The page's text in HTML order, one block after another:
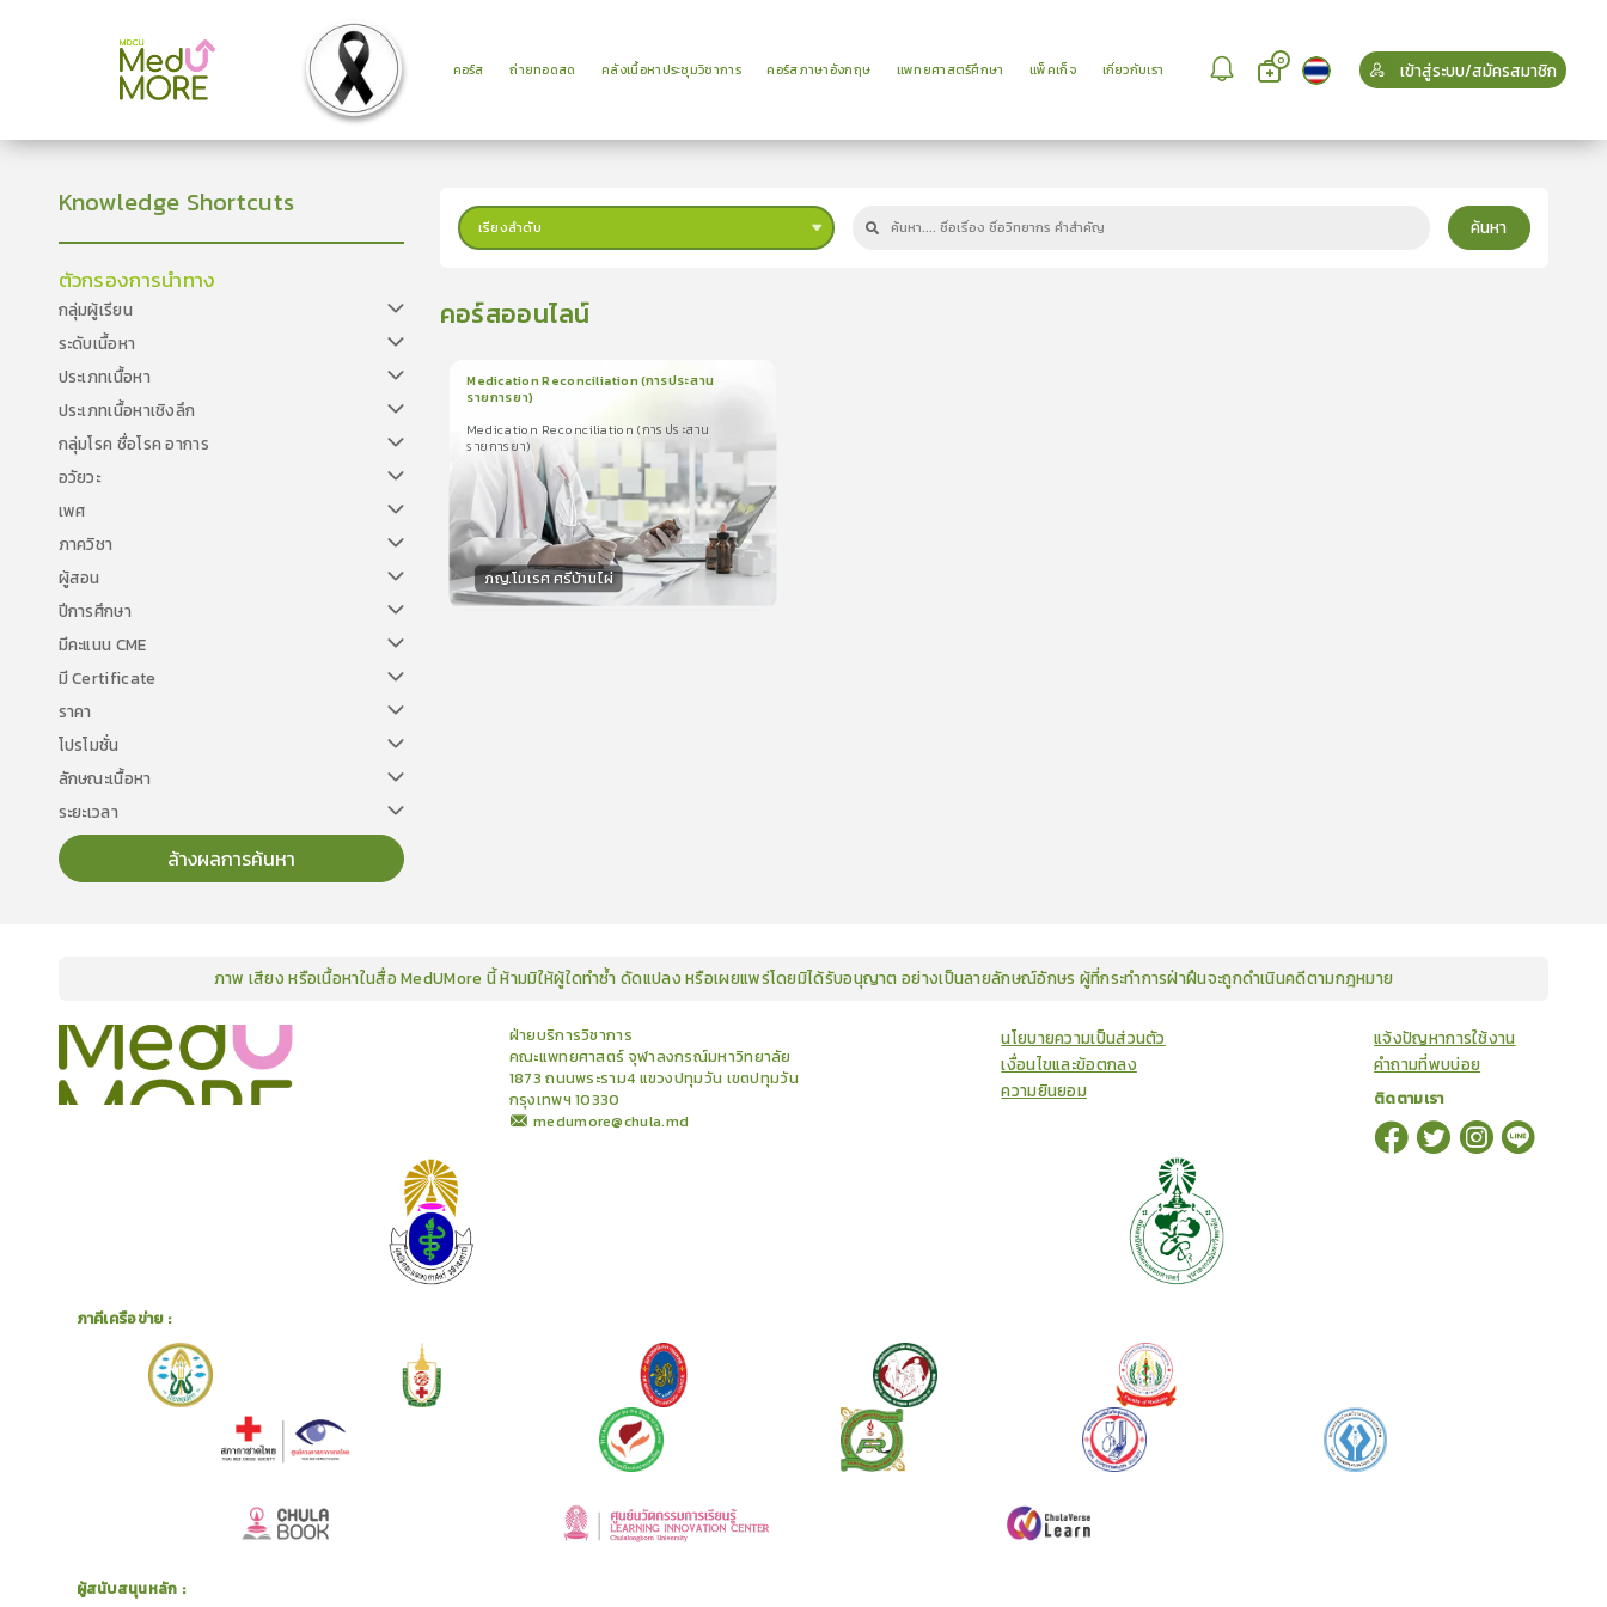
คอร์ส ถ่ายทอดสด คลังเนื้อหาประชุมวิชาการ คอร์สภาษาอังกฤษ แพทยศาสตร์ศึกษา แพ็คเก็จ เกี่ยวกับเรา
0 เข้าสู่ระบบ/สมัครสมาชิก
Knowledge Shortcuts
ตัวกรองการนำทาง
กลุ่มผู้เรียน
ระดับเนื้อหา
ประเภทเนื้อหา
ประเภทเนื้อหาเชิงลึก
กลุ่มโรค ชื่อโรค อาการ
อวัยวะ
เพศ
ภาควิชา
ผู้สอน
ปีการศึกษา
มีคะแนน CME
มี Certificate
ราคา
โปรโมชั่น
ลักษณะเนื้อหา
ระยะเวลา
ล้างผลการค้นหา
เรียงลำดับ ค้นหา
คอร์สออนไลน์
Medication Reconciliation (การประสาน
รายการยา)
Medication Reconciliation (การประสาน
รายการยา)
ภญ.โมเรศ ศรีบ้านไผ่
Medication Reconciliation (การประสาน
รายการยา)
5.0 ลำดับ
ภาพ เสียง หรือเนื้อหาในสื่อ MedUMore นี้ ห้ามมิให้ผู้ใดทำซ้ำ ดัดแปลง หรือเผยแพร่โดยมิได้รับอนุญาต อย่างเป็นลายลักษณ์อักษร ผู้ที่กระทำการฝ่าฝืนจะถูกดำเนินคดีตามกฎหมาย
ฝ่ายบริการวิชาการ
คณะแพทยศาสตร์ จุฬาลงกรณ์มหาวิทยาลัย
1873 ถนนพระราม4 แขวงปทุมวัน เขตปทุมวัน
กรุงเทพฯ 10330
medumore@chula.md
นโยบายความเป็นส่วนตัว
เงื่อนไขและข้อตกลง
ความยินยอม
แจ้งปัญหาการใช้งาน
คำถามที่พบบ่อย
ติดตามเรา
คอร์สคลังเนื้อหาประชุมวิชาการ
ภาคีเครือข่าย :
ผู้สนับสนุนหลัก :